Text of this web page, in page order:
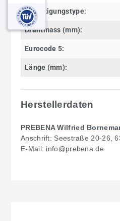
Befestigungstype:
Drahtmass (mm):
Eurocode 5:
Länge (mm):
Herstellerdaten
PREBENA Wilfried
Anschrift: Seestraße 20-26,
E-Mail: info@prebena.de